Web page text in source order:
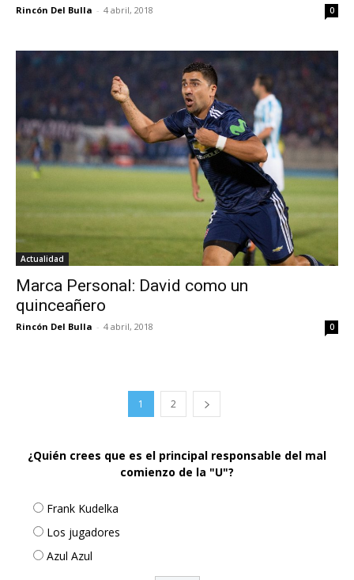
Rincón Del Bulla - 4 abril, 2018 0
Actualidad
Marca Personal: David como un
quinceañero
Rincón Del Bulla - 4 abril, 2018 0
1 2
¿Quién crees que es el principal responsable del mal
comienzo de la "U"?
Frank Kudelka
Los jugadores
Azul Azul